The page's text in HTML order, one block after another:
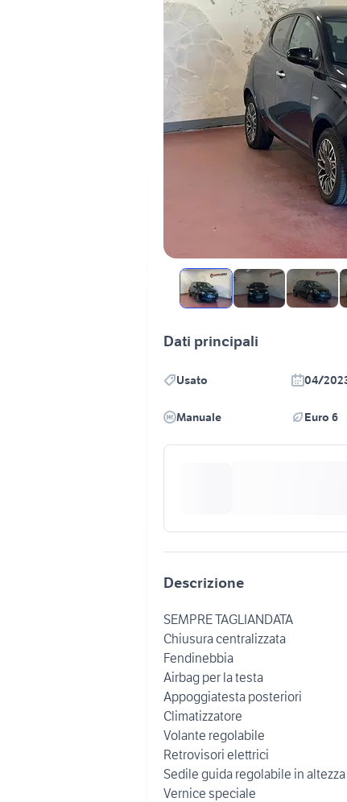
Dati principali
Usato 04/
Manuale
Euro 6
Descrizione
SEMPRE TAGLIANDATA
Chiusura centralizzata
Fendinebbia
Airbag per la testa
Appoggiatesta posteriori
Climatizzatore
Volante regolabile
Retrovisori elettrici
Sedile guida regolabile in altezza
Vernice speciale